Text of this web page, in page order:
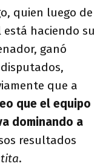
quien luego de
haciendo su
ganó
que a
que el equipo
dominando a
resultados
.